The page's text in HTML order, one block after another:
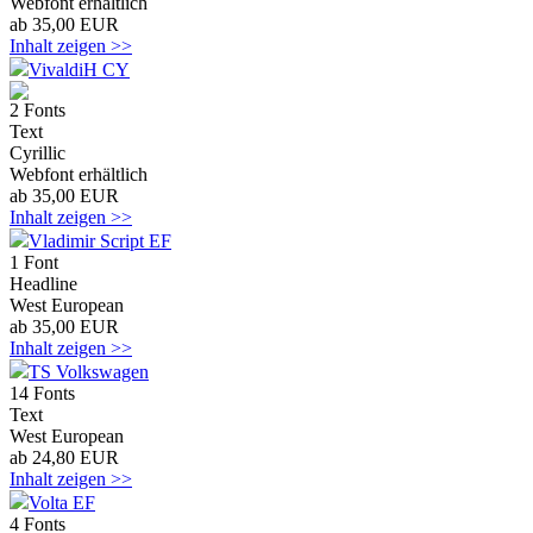
ab 35,00 EUR
Inhalt zeigen >>
VivaldiH CY
2 Fonts
Text
Cyrillic
Webfont erhältlich
ab 35,00 EUR
Inhalt zeigen >>
Vladimir Script EF
1 Font
Headline
West European
ab 35,00 EUR
Inhalt zeigen >>
TS Volkswagen
14 Fonts
Text
West European
ab 24,80 EUR
Inhalt zeigen >>
Volta EF
4 Fonts